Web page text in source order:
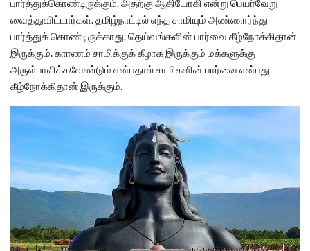
பார்த்துக்கொண்டிருக்கும். அதற்கு ஆதியோகி என்று பெயர்வேறு
வைத்துவிட்டார்கள். தமிழ்நாட்டில் எந்த சாமியும் அண்ணார்ந்து
பார்த்துக் கொண்டிருக்காது. தெய்வங்களின் பார்வை கீழ்நோக்கிதான்
இருக்கும். காரணம் சாமிக்குக் கீழாக இருக்கும் மக்களுக்கு
அருள்பாலிக்கவேண்டும் என்பதால் சாமிகளின் பார்வை என்பது
கீழ்நோக்கிதான் இருக்கும்.